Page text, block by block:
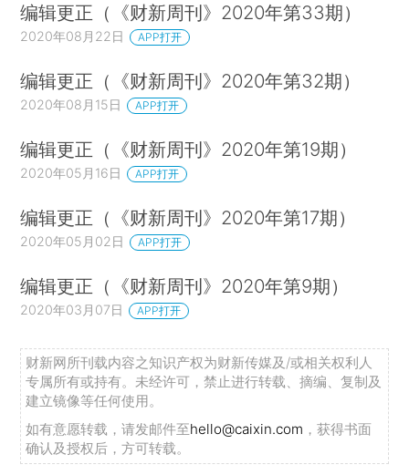
编辑更正（《财新周刊》2020年第33期）
2020年08月22日 APP打开
编辑更正（《财新周刊》2020年第32期）
2020年08月15日 APP打开
编辑更正（《财新周刊》2020年第19期）
2020年05月16日 APP打开
编辑更正（《财新周刊》2020年第17期）
2020年05月02日 APP打开
编辑更正（《财新周刊》2020年第9期）
2020年03月07日 APP打开
财新网所刊载内容之知识产权为财新传媒及/或相关权利人
专属所有或持有。未经许可，禁止进行转载、摘编、复制及
建立镜像等任何使用。
如有意愿转载，请发邮件至hello@caixin.com ，获得书面
确认及授权后，方可转载。